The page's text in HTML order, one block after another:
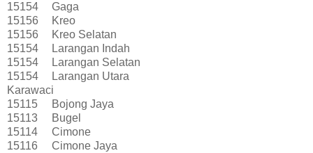
15154
Gaga
15156
Kreo
15156
Kreo Selatan
15154
Larangan Indah
15154
Larangan Selatan
15154
Larangan Utara
Karawaci
15115
Bojong Jaya
15113
Bugel
15114
Cimone
15116
Cimone Jaya